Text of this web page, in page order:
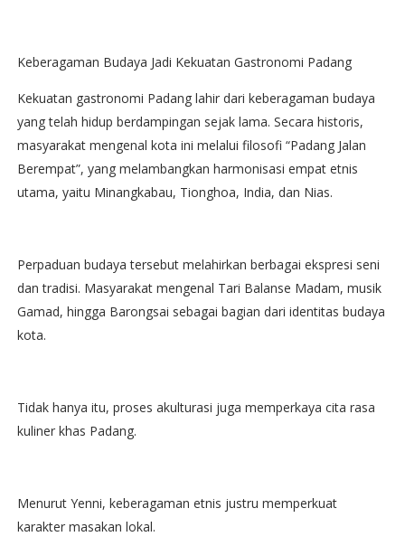
Keberagaman Budaya Jadi Kekuatan Gastronomi Padang
Kekuatan gastronomi Padang lahir dari keberagaman budaya
yang telah hidup berdampingan sejak lama. Secara historis,
masyarakat mengenal kota ini melalui filosofi “Padang Jalan
Berempat”, yang melambangkan harmonisasi empat etnis
utama, yaitu Minangkabau, Tionghoa, India, dan Nias.
Perpaduan budaya tersebut melahirkan berbagai ekspresi seni
dan tradisi. Masyarakat mengenal Tari Balanse Madam, musik
Gamad, hingga Barongsai sebagai bagian dari identitas budaya
kota.
Tidak hanya itu, proses akulturasi juga memperkaya cita rasa
kuliner khas Padang.
Menurut Yenni, keberagaman etnis justru memperkuat
karakter masakan lokal.